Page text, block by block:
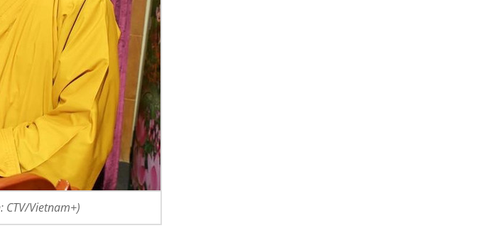
CTV/Vietnam+)